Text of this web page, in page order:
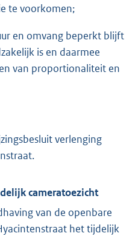
te voorkomen;
en omvang beperkt blijft
is en daarmee
van proportionaliteit en
verlenging
cameratoezicht
van de openbare
het tijdelijk